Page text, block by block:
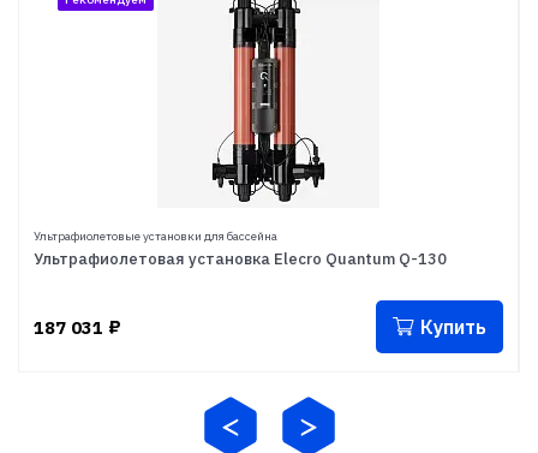
Ультрафиолетовые установки для бассейна
Ультрафиолетовая установка Elecro Quantum Q-130
187 031 ₽ Купить